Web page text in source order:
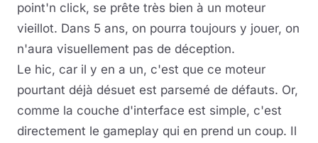
point'n click, se prête très bien à un moteur
vieillot. Dans 5 ans, on pourra toujours y jouer, on
n'aura visuellement pas de déception.
Le hic, car il y en a un, c'est que ce moteur
pourtant déjà désuet est parsemé de défauts. Or,
comme la couche d'interface est simple, c'est
directement le gameplay qui en prend un coup. Il